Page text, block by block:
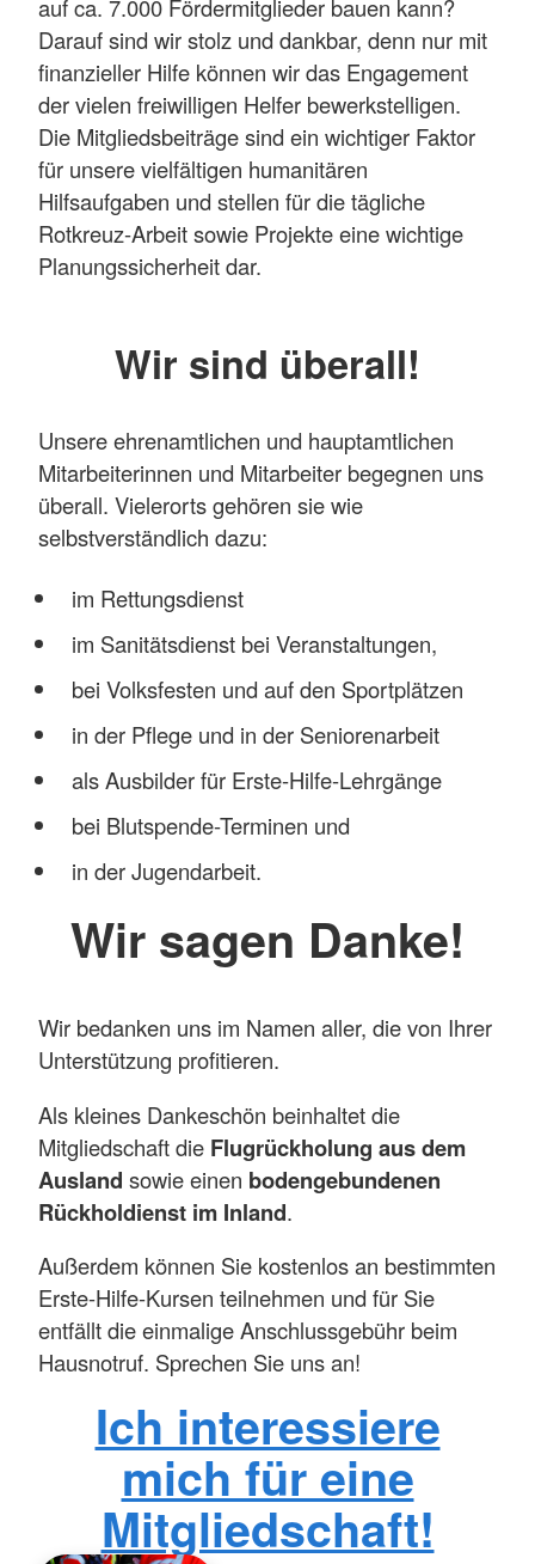
auf ca. 7.000 Fördermitglieder bauen kann?
Darauf sind wir stolz und dankbar, denn nur mit
finanzieller Hilfe können wir das Engagement
der vielen freiwilligen Helfer bewerkstelligen.
Die Mitgliedsbeiträge sind ein wichtiger Faktor
für unsere vielfältigen humanitären
Hilfsaufgaben und stellen für die tägliche
Rotkreuz-Arbeit sowie Projekte eine wichtige
Planungssicherheit dar.
Wir sind überall!
Unsere ehrenamtlichen und hauptamtlichen
Mitarbeiterinnen und Mitarbeiter begegnen uns
überall. Vielerorts gehören sie wie
selbstverständlich dazu:
im Rettungsdienst
im Sanitätsdienst bei Veranstaltungen,
bei Volksfesten und auf den Sportplätzen
in der Pflege und in der Seniorenarbeit
als Ausbilder für Erste-Hilfe-Lehrgänge
bei Blutspende-Terminen und
in der Jugendarbeit.
Wir sagen Danke!
Wir bedanken uns im Namen aller, die von Ihrer
Unterstützung profitieren.
Als kleines Dankeschön beinhaltet die
Mitgliedschaft die Flugrückholung aus dem
Ausland sowie einen bodengebundenen
Rückholdienst im Inland.
Außerdem können Sie kostenlos an bestimmten
Erste-Hilfe-Kursen teilnehmen und für Sie
entfällt die einmalige Anschlussgebühr beim
Hausnotruf. Sprechen Sie uns an!
Ich interessiere
mich für eine
Mitgliedschaft!